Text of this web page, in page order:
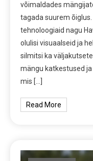
võimaldades
tagada suurem
tehnoloogiaid nagu
olulisi visuaalseid ja
silmitsi ka
mängu katkestused
mis […]
Read More